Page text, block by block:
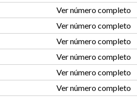
Ver número completo
Ver número completo
Ver número completo
Ver número completo
Ver número completo
Ver número completo